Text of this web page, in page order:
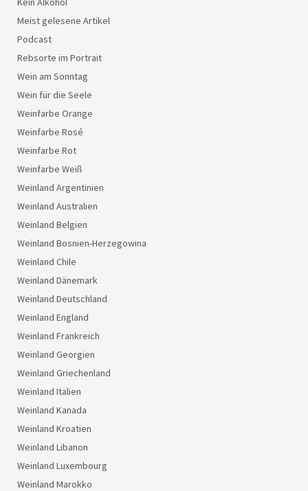
Meist gelesene Artikel
Podcast
Rebsorte im Portrait
Wein am Sonntag
Wein für die Seele
Weinfarbe Orange
Weinfarbe Rosé
Weinfarbe Rot
Weinfarbe Weiß
Weinland Argentinien
Weinland Australien
Weinland Belgien
Weinland Bosnien-Herzegowina
Weinland Chile
Weinland Dänemark
Weinland Deutschland
Weinland England
Weinland Frankreich
Weinland Georgien
Weinland Griechenland
Weinland Italien
Weinland Kanada
Weinland Kroatien
Weinland Libanon
Weinland Luxembourg
Weinland Marokko